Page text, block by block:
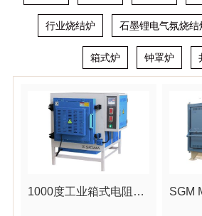
行业烧结炉 石墨锂电气氛烧结
箱式炉 钟罩炉
1000度工业箱式电阻炉\工业箱式炉